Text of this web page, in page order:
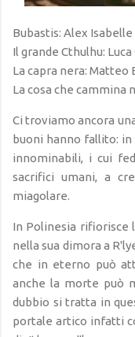
Bubastis: Alex Isabelle
Il grande Cthulhu:
La capra nera: Matteo
La cosa che cammina
Ci troviamo ancora
buoni hanno fallito:
innominabili, i cui
sacrifici umani, a
miagolare.
In Polinesia rifiorisce
nella sua dimora a
che in eterno può
anche la morte può
dubbio si tratta in
portale artico infatti